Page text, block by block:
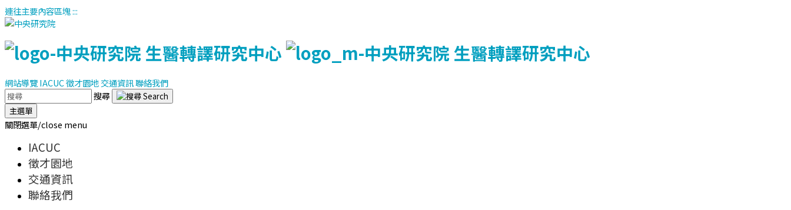
連往主要內容區塊:::
網站導覽IACUC徵才園地交通資訊聯絡我們
搜尋
主選單
關閉選單/close menu
IACUC
徵才園地
交通資訊
聯絡我們